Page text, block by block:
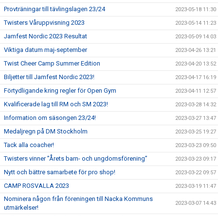
Provträningar till tävlingslagen 23/24 2023-05-18 11:30
Twisters Våruppvisning 2023 2023-05-14 11:23
Jamfest Nordic 2023 Resultat 2023-05-09 14:03
Viktiga datum maj-september 2023-04-26 13:21
Twist Cheer Camp Summer Edition 2023-04-20 13:52
Biljetter till Jamfest Nordic 2023! 2023-04-17 16:19
Förtydligande kring regler för Open Gym 2023-04-11 12:57
Kvalificerade lag till RM och SM 2023! 2023-03-28 14:32
Information om säsongen 23/24! 2023-03-27 13:47
Medaljregn på DM Stockholm 2023-03-25 19:27
Tack alla coacher! 2023-03-23 09:50
Twisters vinner ”Årets barn- och ungdomsförening” 2023-03-23 09:17
Nytt och bättre samarbete för pro shop! 2023-03-22 09:57
CAMP ROSVALLA 2023 2023-03-19 11:47
Nominera någon från föreningen till Nacka Kommuns
utmärkelser!
2023-03-07 14:43